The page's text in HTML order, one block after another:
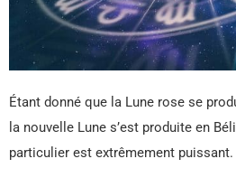
Étant donné que la Lune rose se
la nouvelle Lune s’est produite en
particulier est extrêmement puissant.